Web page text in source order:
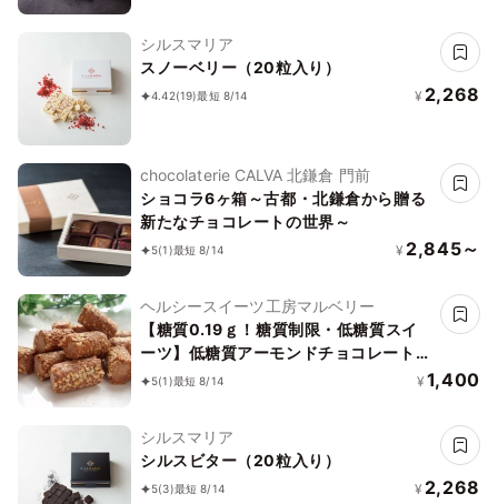
シルスマリア
スノーベリー（20粒入り）
4.42(19)最短 8/14 ¥ 2,268
chocolaterie CALVA 北鎌倉 門前
ショコラ6ヶ箱～古都・北鎌倉から贈る
新たなチョコレートの世界～
5(1)最短 8/14 ¥ 2,845～
ヘルシースイーツ工房マルベリー
【糖質0.19ｇ！糖質制限・低糖質スイ
ーツ】低糖質アーモンドチョコレート
15粒入
5(1)最短 8/14 ¥ 1,400
シルスマリア
シルスビター（20粒入り）
5(3)最短 8/14 ¥ 2,268